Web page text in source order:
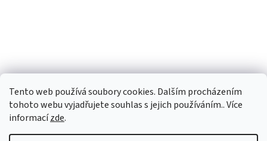
Tento web používá soubory cookies. Dalším procházením
tohoto webu vyjadřujete souhlas s jejich používáním.. Více
informacízde.
Sledovat na Instagramu